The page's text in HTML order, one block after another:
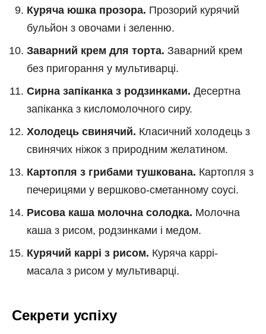
Куряча юшка прозора. Прозорий курячий
бульйон з овочами і зеленню.
Заварний крем для торта. Заварний крем
без пригорання у мультиварці.
Сирна запіканка з родзинками. Десертна
запіканка з кисломолочного сиру.
Холодець свинячий. Класичний холодець з
свинячих ніжок з природним желатином.
Картопля з грибами тушкована. Картопля з
печерицями у вершково-сметанному соусі.
Рисова каша молочна солодка. Молочна
каша з рисом, родзинками і медом.
Курячий каррі з рисом. Куряча каррі-
масала з рисом у мультиварці.
Секрети успіху